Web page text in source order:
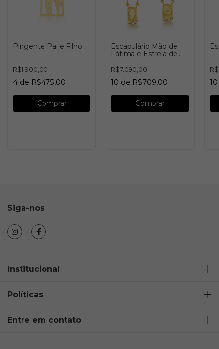
Pingente Pai e Filho
R$1.900,00
4 de R$475,00
Comprar
Escapulário Mão de
Fátima e Estrela de
R$7.090,00
10 de R$709,00
Comprar
10
Siga-nos
Institucional
Políticas
Entre em contato